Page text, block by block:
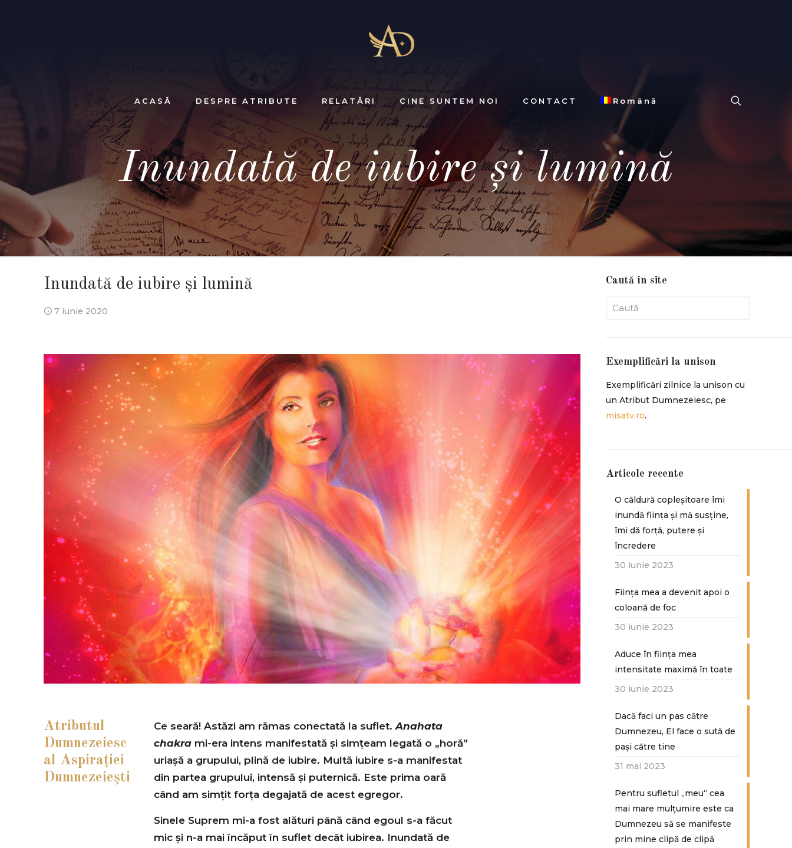
ACASĂ DESPRE ATRIBUTE RELATĂRI CINE SUNTEM NOI CONTACT Română
Inundată de iubire şi lumină
Inundată de iubire şi lumină
7 iunie 2020
Atributul
Dumnezeiesc
al Aspiraţiei
Dumnezeieşti
Ce seară! Astăzi am rămas conectată la suflet.Anahata
chakrami-era intens manifestată şi simţeam legată o „horă”
uriașă a grupului, plină de iubire. Multă iubire s-a manifestat
din partea grupului, intensă și puternică. Este prima oară
când am simţit forța degajată de acest egregor.
Sinele Suprem mi-a fost alături până când egoul s-a făcut
mic şi n-a mai încăput în suflet decât iubirea. Inundată de
Caută în site
Exemplificări la unison
Exemplificări zilnice la unison cu
un Atribut Dumnezeiesc, pe
misatv.ro.
Articole recente
O căldură copleșitoare îmi
inundă ființa și mă susține,
îmi dă forță, putere și
încredere
30 iunie 2023
Ființa mea a devenit apoi o
coloană de foc
30 iunie 2023
Aduce în ființa mea
intensitate maximă în toate
30 iunie 2023
Dacă faci un pas către
Dumnezeu, El face o sută de
paşi către tine
31 mai 2023
Pentru sufletul „meu“ cea
mai mare mulțumire este ca
Dumnezeu să se manifeste
prin mine clipă de clipă